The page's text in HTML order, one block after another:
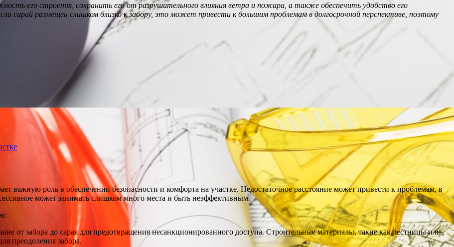
его строения, сохранить его от разрушительного влияния ветра и пожара, а также обеспечить удобство его
сарай размещен слишком близко к забору, это может привести к большим проблемам в долгосрочной перспективе, поэтому
важную роль в обеспечении безопасности и комфорта на участке. Недостаточное расстояние может привести к проблемам, в
может занимать слишком много места и быть неэффективным.
от забора до сарая для предотвращения несанкционированного доступа. Строительные материалы, такие как лестницы или
преодоления забора.